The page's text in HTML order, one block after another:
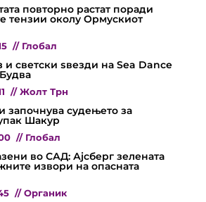
повторно растат поради
тензии околу Ормускиот
// Глобал
и светски ѕвезди на Sea Dance
// Жолт Трн
започнува судењето за
Шакур
// Глобал
во САД: Ајсберг зелената
извори на опасната
// Органик